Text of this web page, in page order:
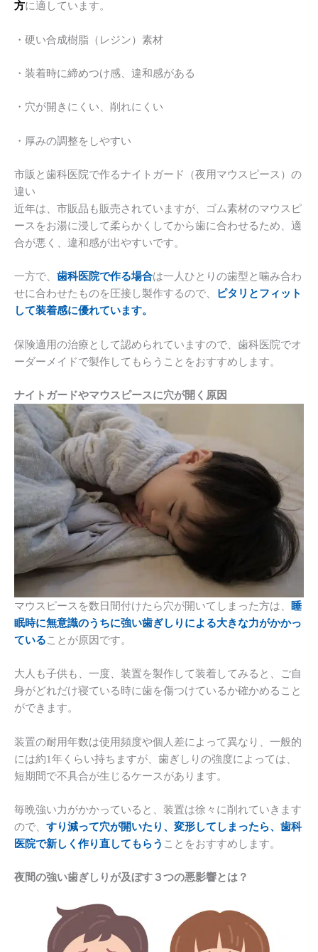
方に適しています。
・硬い合成樹脂（レジン）素材
・装着時に締めつけ感、違和感がある
・穴が開きにくい、削れにくい
・厚みの調整をしやすい
市販と歯科医院で作るナイトガード（夜用マウスピース）の
違い
近年は、市販品も販売されていますが、ゴム素材のマウスピ
ースをお湯に浸して柔らかくしてから歯に合わせるため、適
合が悪く、違和感が出やすいです。
一方で、 歯科医院で作る場合は一人ひとりの歯型と噛み合わ
せに合わせたものを圧接し製作するので、
ピタリとフィット
して装着感に優れています。
保険適用の治療として認められていますので、歯科医院でオ
ーダーメイドで製作してもらうことをおすすめします。
ナイトガードやマウスピースに穴が開く原因
マウスピースを数日間付けたら穴が開いてしまった方は、
睡
眠時に無意識のうちに強い歯ぎしりによる大きな力がかかっ
ていることが原因です。
大人も子供も、一度、装置を製作して装着してみると、ご自
身がどれだけ寝ている時に歯を傷つけているか確かめること
ができます。
装置の耐用年数は使用頻度や個人差によって異なり、一般的
には約1年くらい持ちますが、歯ぎしりの強度によっては、
短期間で不具合が生じるケースがあります。
毎晩強い力がかかっていると、装置は徐々に削れていきます
ので、 すり減って穴が開いたり、変形してしまったら、歯科
医院で新しく作り直してもらう ことをおすすめします。
夜間の強い歯ぎしりが及ぼす３つの悪影響とは？